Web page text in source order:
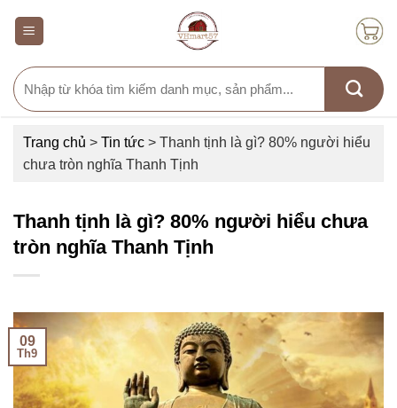
Search
for:
Trang chủ > Tin tức > Thanh tịnh là gì? 80% người hiểu
chưa tròn nghĩa Thanh Tịnh
Thanh tịnh là gì? 80% người hiểu chưa
tròn nghĩa Thanh Tịnh
09
Th9